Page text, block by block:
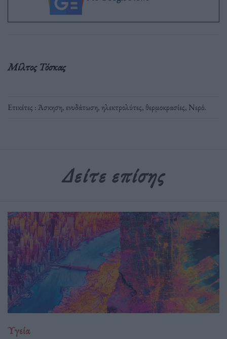
Μίλτος Τόσκας
Ετικέτες :Άσκηση, ενυδάτωση,ηλεκτρολύτες, θερμοκρασίες, Νερό.
Δείτε επίσης
Υγεία